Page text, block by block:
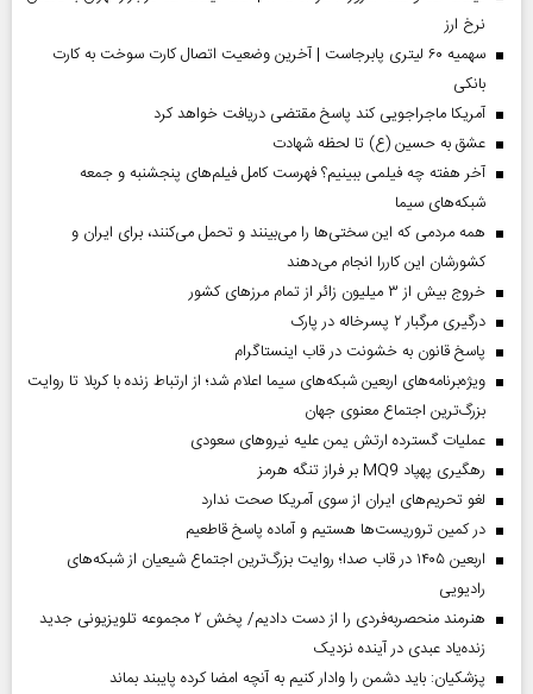
نرخ ارز
سهمیه ۶۰ لیتری پابرجاست | آخرین وضعیت اتصال کارت سوخت به کارت
بانکی
آمریکا ماجراجویی کند پاسخ مقتضی دریافت خواهد کرد
عشق به حسین (ع) تا لحظه شهادت
آخر هفته چه فیلمی ببینیم؟ فهرست کامل فیلم‌های پنجشنبه و جمعه
شبکه‌های سیما
همه مردمی که این سختی‌ها را می‌بینند و تحمل می‌کنند، برای ایران و
کشورشان این کاررا انجام می‌دهند
خروج بیش از ۳ میلیون زائر از تمام مرز‌های کشور
درگیری مرگبار ۲ پسرخاله در پارک
پاسخ قانون به خشونت در قاب اینستاگرام
ویژه‌برنامه‌های اربعین شبکه‌های سیما اعلام شد؛ از ارتباط زنده با کربلا تا روایت
بزرگ‌ترین اجتماع معنوی جهان
عملیات گسترده ارتش یمن علیه نیروهای سعودی
رهگیری پهپاد MQ9 بر فراز تنگه هرمز
لغو تحریم‌های ایران از سوی آمریکا صحت ندارد
در کمین تروریست‌ها هستیم و آماده پاسخ قاطعیم
اربعین ۱۴۰۵ در قاب صدا؛ روایت بزرگ‌ترین اجتماع شیعیان از شبکه‌های
رادیویی
هنرمند منحصر‌به‌فردی را از دست دادیم/ پخش ۲ مجموعه تلویزیونی جدید
زنده‌یاد عبدی در آینده نزدیک
پزشکیان: باید دشمن را وادار کنیم به آنچه امضا کرده پایبند بماند